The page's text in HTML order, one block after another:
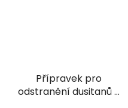
Přípravek pro
odstranění dusitanů v